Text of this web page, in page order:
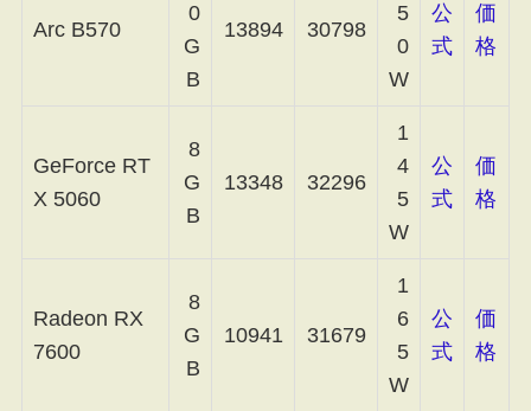
Arc B570
0
G
B
13894 30798
5
0
W
公
式
価
格
GeForce RT
X 5060
8
G
B
13348 32296
1
4
5
W
公
式
価
格
Radeon RX
7600
8
G
B
10941 31679
1
6
5
W
公
式
価
格